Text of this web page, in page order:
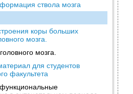
ствола мозга
коры больших
мозга.
мозга.
для студентов
факультета